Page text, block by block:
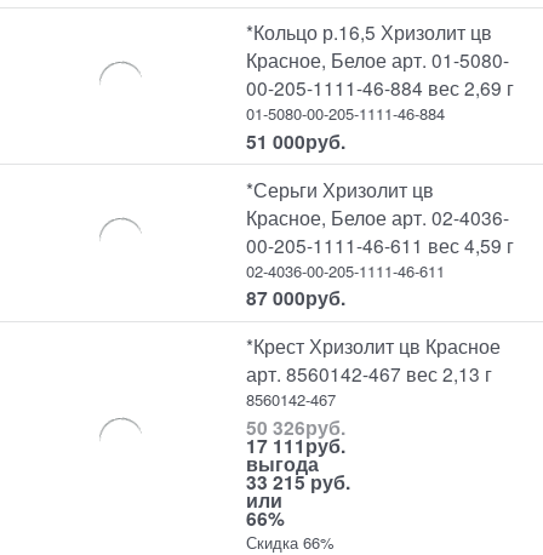
*Кольцо р.16,5 Хризолит цв
Красное, Белое арт. 01-5080-
00-205-1111-46-884 вес 2,69 г
01-5080-00-205-1111-46-884
51 000руб.
*Серьги Хризолит цв
Красное, Белое арт. 02-4036-
00-205-1111-46-611 вес 4,59 г
02-4036-00-205-1111-46-611
87 000руб.
*Крест Хризолит цв Красное
арт. 8560142-467 вес 2,13 г
8560142-467
50 326руб.
17 111руб.
выгода
33 215 руб.
или
66%
Скидка 66%